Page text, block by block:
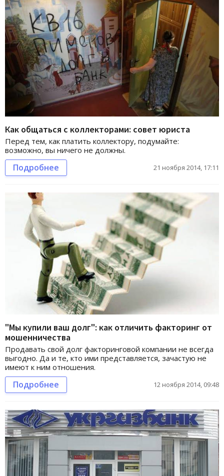
Как общаться с коллекторами: совет юриста
Перед тем, как платить коллектору, подумайте:
возможно, вы ничего не должны.
Подробнее 21 ноября 2014, 17:11
"Мы купили ваш долг": как отличить факторинг от
мошенничества
Продавать свой долг факторинговой компании не всегда
выгодно. Да и те, кто ими представляется, зачастую не
имеют к ним отношения.
Подробнее 12 ноября 2014, 09:48